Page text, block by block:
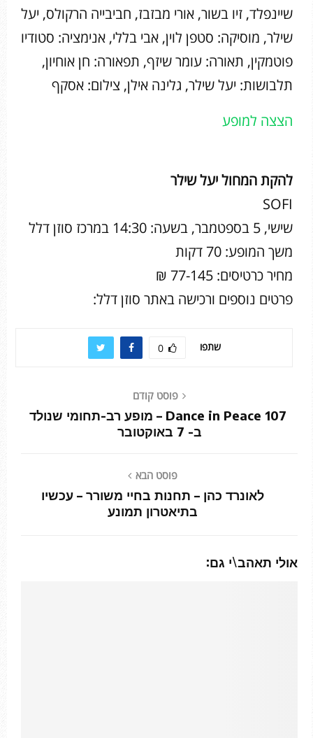
שיינפלד, זיו בשור, אורי מבזבז, חביבייה הרקולס, יעל
שילר, מוסיקה: סטפן לוין, אבי בללי, אנימציה: סטודיו
פוטמקין, תאורה: עומר שיזף, תפאורה: חן אוחיון,
תלבושות: יעל שילר, גלינה אילן, צילום: אסקף
הצצה למופע
להקת המחול יעל שילר
SOFI
שישי, 5 בספטמבר, בשעה: 14:30 במרכז סוזן דלל
משך המופע: 70 דקות
מחיר כרטיסים: 77-145 ₪
פרטים נוספים ורכישה באתר סוזן דלל:
שתפו 0
פוסט קודם
Dance in Peace 107 – מופע רב-תחומי שנולד
ב- 7 באוקטובר
פוסט הבא
לאונרד כהן – תחנות בחיי משורר – עכשיו
בתיאטרון תמונע
אולי תאהב\י גם: